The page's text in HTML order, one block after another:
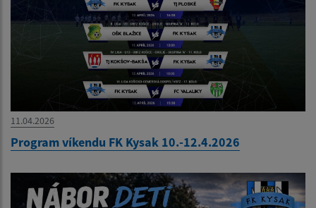
11.04.2026
Program víkendu FK Kysak 10.-12.4.2026